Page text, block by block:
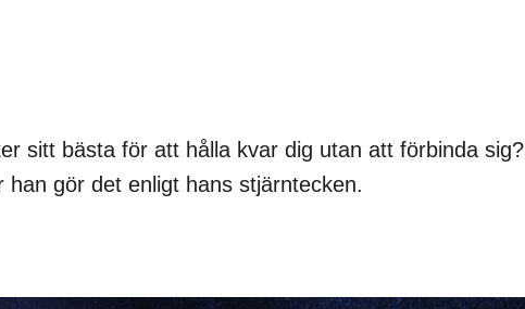
sitt bästa för att hålla kvar dig utan att förbinda sig?
gör det enligt hans stjärntecken.